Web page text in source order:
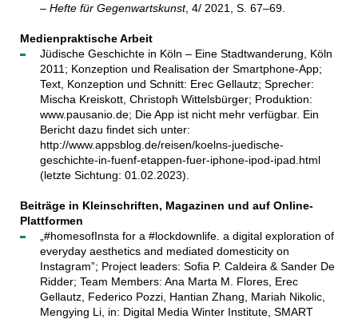
– Hefte für Gegenwartskunst, 4/ 2021, S. 67–69.
Medienpraktische Arbeit
Jüdische Geschichte in Köln – Eine Stadtwanderung, Köln
2011; Konzeption und Realisation der Smartphone-App;
Text, Konzeption und Schnitt: Erec Gellautz; Sprecher:
Mischa Kreiskott, Christoph Wittelsbürger; Produktion:
www.pausanio.de; Die App ist nicht mehr verfügbar. Ein
Bericht dazu findet sich unter:
http://www.appsblog.de/reisen/koelns-juedische-
geschichte-in-fuenf-etappen-fuer-iphone-ipod-ipad.html
(letzte Sichtung: 01.02.2023).
Beiträge in Kleinschriften, Magazinen und auf Online-
Plattformen
„#homesofInsta for a #lockdownlife. a digital exploration of
everyday aesthetics and mediated domesticity on
Instagram”; Project leaders: Sofia P. Caldeira & Sander De
Ridder; Team Members: Ana Marta M. Flores, Erec
Gellautz, Federico Pozzi, Hantian Zhang, Mariah Nikolic,
Mengying Li, in: Digital Media Winter Institute, SMART